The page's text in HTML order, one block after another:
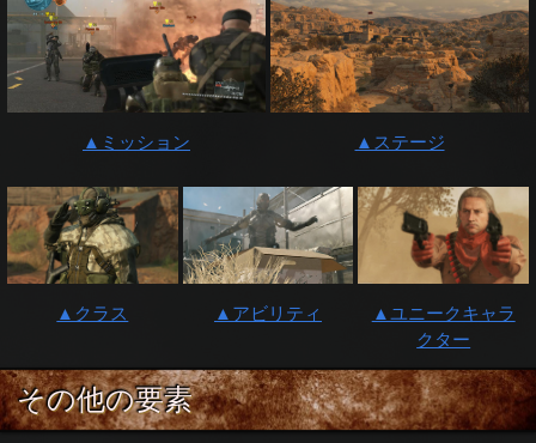
▲ミッション ▲ステージ
▲ユニークキャラ
クター
▲クラス ▲アビリティ
その他の要素